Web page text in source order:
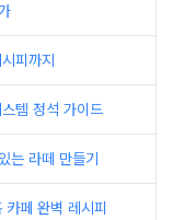
피까지
템 정석 가이드
는 라떼 만들기
페 완벽 레시피